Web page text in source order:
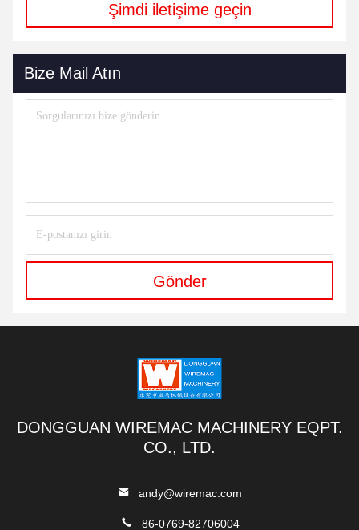
Şimdi iletişime geçin
Bize Mail Atın
Gönder
DONGGUAN WIREMAC MACHINERY EQPT.
CO., LTD.
andy@wiremac.com
86-0769-82706004